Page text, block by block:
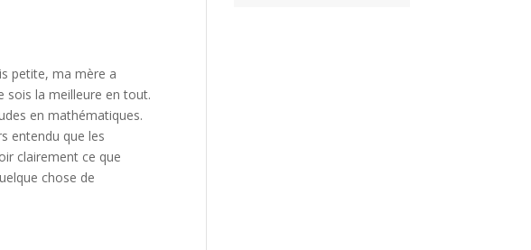
petite, ma mère a
sois la meilleure en tout.
en mathématiques.
entendu que les
clairement ce que
chose de